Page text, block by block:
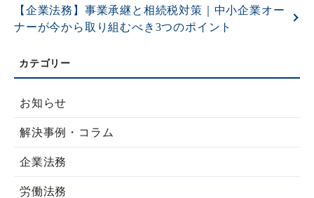
【企業法務】事業承継と相続税対策｜中小企業オー
ナーが今から取り組むべき3つのポイント
お知らせ
解決事例・コラム
企業法務
労働法務